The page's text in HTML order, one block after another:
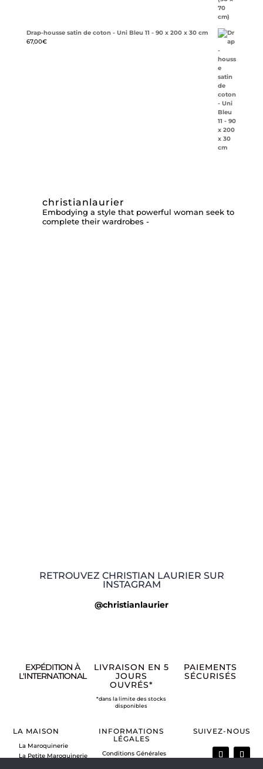
Drap-housse satin de coton - Uni Bleu 11 - 90 x 200 x 30 cm
67,00€
christianlaurier
Embodying a style that powerful woman seek to
complete their wardrobes -
RETROUVEZ CHRISTIAN LAURIER SUR
INSTAGRAM
@christianlaurier
EXPÉDITION À
L'INTERNATIONAL
LIVRAISON EN 5
JOURS
OUVRÉS*
*dans la limite des stocks
disponibles
PAIEMENTS
SÉCURISÉS
LA MAISON
La Maroquinerie
La Petite Maroquinerie
INFORMATIONS
LÉGALES
Conditions Générales
SUIVEZ-NOUS